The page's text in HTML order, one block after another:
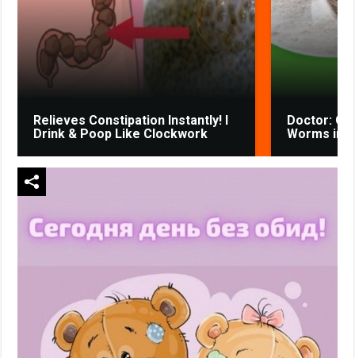
Relieves Constipation Instantly! I
Drink & Poop Like Clockwork
Doctor:
Worms in